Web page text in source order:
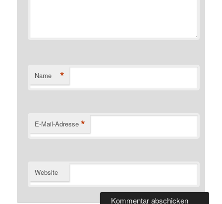
Name *
E-Mail-Adresse *
Website